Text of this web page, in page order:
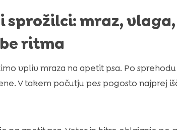
sprožilci: mraz,
ritma
vpliv mraza na apetit psa. Po
V takem počutju pes pogosto najprej